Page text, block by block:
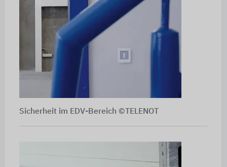
Sicherheit im EDV-Bereich ©TELENOT